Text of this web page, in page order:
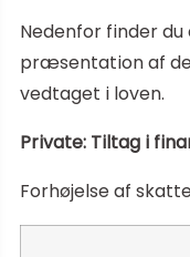
Nedenfor finder
præsentation af
vedtaget i loven.
Private: Tiltag i
Forhøjelse af